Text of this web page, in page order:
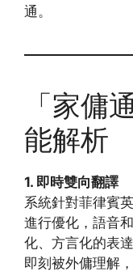
通。
「家傭
能解析
1. 即時雙向翻譯
系統針對菲律賓
進行優化，語音
化、方言化的表
即刻被外傭理解